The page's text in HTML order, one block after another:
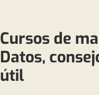
Cursos de
Datos,
útil